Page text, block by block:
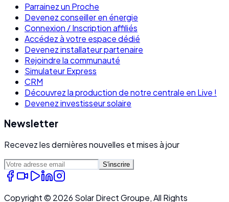
Parrainez un Proche
Devenez conseiller en énergie
Connexion / Inscription affiliés
Accédez à votre espace dédié
Devenez installateur partenaire
Rejoindre la communauté
Simulateur Express
CRM
Découvrez la production de notre centrale en Live !
Devenez investisseur solaire
Newsletter
Recevez les dernières nouvelles et mises à jour
S'inscrire
Copyright © 2026 Solar Direct Groupe, All Rights